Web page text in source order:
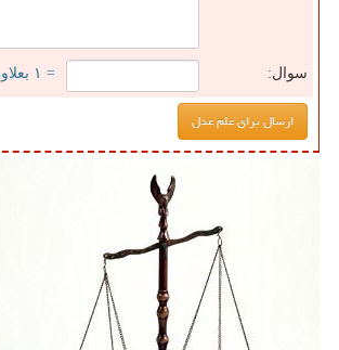
سوال: = ۱ بعلاوه ۲